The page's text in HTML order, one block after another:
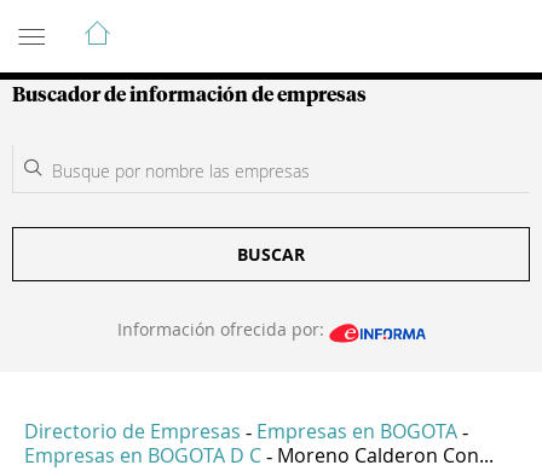
Guía de Empresas Colombianas
Buscador de información de empresas
BUSCAR
Información ofrecida por:
Directorio de Empresas - Empresas en BOGOTA -
Empresas en BOGOTA D C - Moreno Calderon Con...